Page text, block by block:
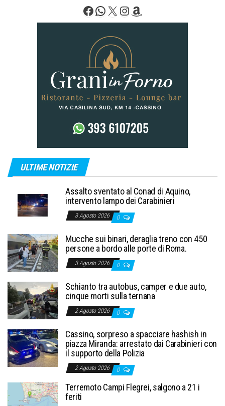
Facebook
WhatsApp
X Instagram
Amazon
ULTIME NOTIZIE
Assalto sventato al Conad di Aquino,
intervento lampo dei Carabinieri
3 Agosto 2026 0
Mucche sui binari, deraglia treno con 450
persone a bordo alle porte di Roma.
3 Agosto 2026 0
Schianto tra autobus, camper e due auto,
cinque morti sulla ternana
2 Agosto 2026 0
Cassino, sorpreso a spacciare hashish in
piazza Miranda: arrestato dai Carabinieri con
il supporto della Polizia
2 Agosto 2026 0
Terremoto Campi Flegrei, salgono a 21 i
feriti